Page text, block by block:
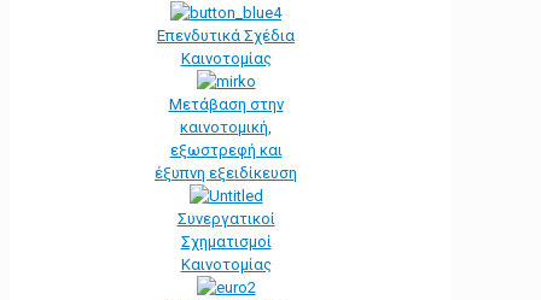
Επενδυτικά Σχέδια
Καινοτομίας
Μετάβαση στην
καινοτομική,
εξωστρεφή και
έξυπνη εξειδίκευση
Συνεργατικοί
Σχηματισμοί
Καινοτομίας